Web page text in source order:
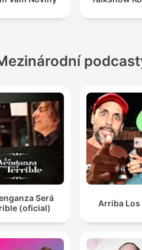
Será
(oficial)
Arriba Los